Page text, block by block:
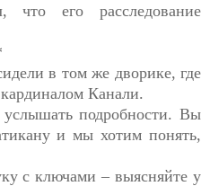
что его расследование
в том же дворике, где
Канали.
подробности. Вы
и мы хотим понять,
с ключами – выясняйте у